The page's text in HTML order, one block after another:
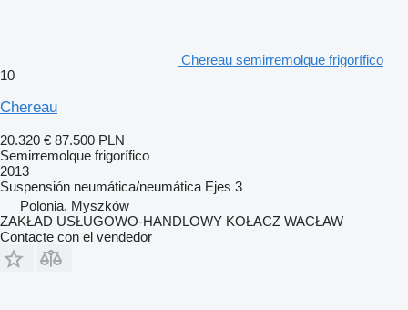
Chereau semirremolque frigorífico
10
Chereau
20.320 € 87.500 PLN
Semirremolque frigorífico
2013
Suspensión neumática/neumática Ejes 3
Polonia, Myszków
ZAKŁAD USŁUGOWO-HANDLOWY KOŁACZ WACŁAW
Contacte con el vendedor